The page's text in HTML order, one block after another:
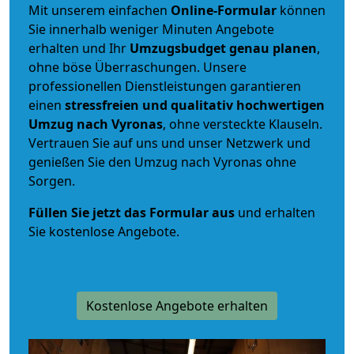
Mit unserem einfachen Online-Formular können
Sie innerhalb weniger Minuten Angebote
erhalten und Ihr Umzugsbudgetgenau planen,
ohne böse Überraschungen. Unsere
professionellen Dienstleistungen garantieren
einen stressfreien und qualitativ hochwertigen
Umzug nach Vyronas, ohne versteckte Klauseln.
Vertrauen Sie auf uns und unser Netzwerk und
genießen Sie den Umzug nach Vyronas ohne
Sorgen.
Füllen Sie jetzt das Formular aus und erhalten
Sie kostenlose Angebote.
Kostenlose Angebote erhalten